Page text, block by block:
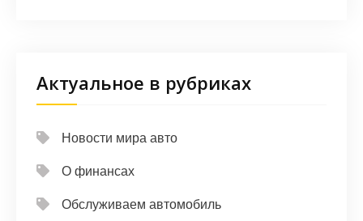
Актуальное в рубриках
Новости мира авто
О финансах
Обслуживаем автомобиль